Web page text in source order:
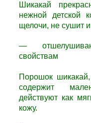
Шикакай п
нежной детской
щелочи, не сушит
—
свойствам
Порошок
содержит
действуют как
кожу.